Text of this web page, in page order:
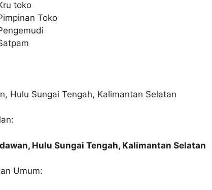
toko
Toko
Hulu Sungai Tengah, Kalimantan Selatan
Hulu Sungai Tengah, Kalimantan Selatan
Umum: